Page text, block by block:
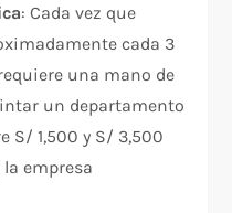
: Cada vez que
cada 3
una mano de
un departamento
S/ 1,500 y S/ 3,500
empresa